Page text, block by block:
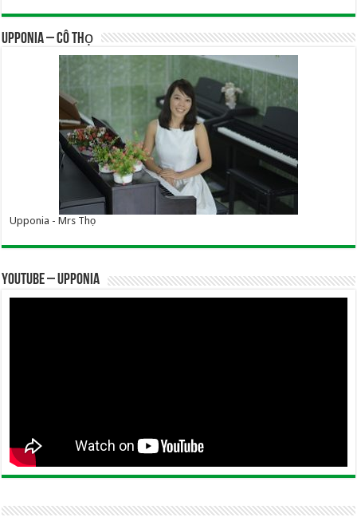
UPPONIA – Cô Thọ
Upponia - Mrs Thọ
YOUTUBE – UPPONIA